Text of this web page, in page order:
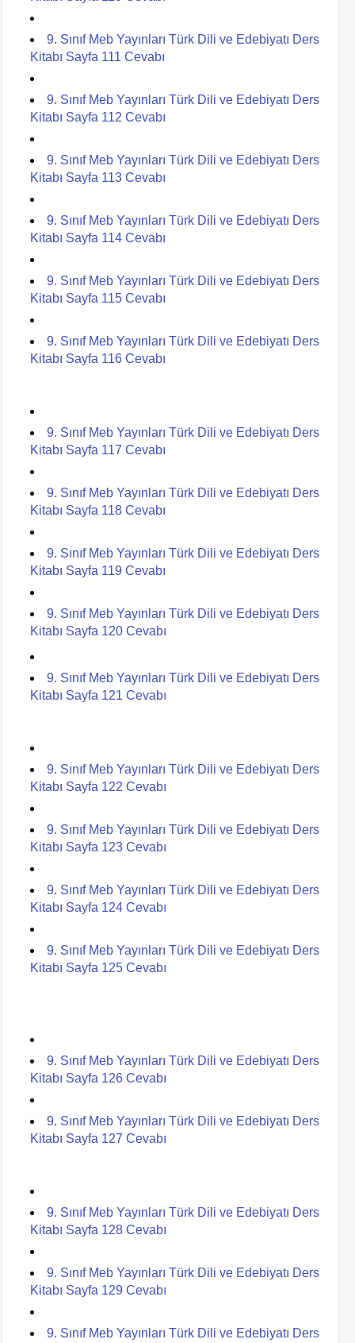
9. Sınıf Meb Yayınları Türk Dili ve Edebiyatı Ders
Kitabı Sayfa 111 Cevabı
9. Sınıf Meb Yayınları Türk Dili ve Edebiyatı Ders
Kitabı Sayfa 112 Cevabı
9. Sınıf Meb Yayınları Türk Dili ve Edebiyatı Ders
Kitabı Sayfa 113 Cevabı
9. Sınıf Meb Yayınları Türk Dili ve Edebiyatı Ders
Kitabı Sayfa 114 Cevabı
9. Sınıf Meb Yayınları Türk Dili ve Edebiyatı Ders
Kitabı Sayfa 115 Cevabı
9. Sınıf Meb Yayınları Türk Dili ve Edebiyatı Ders
Kitabı Sayfa 116 Cevabı
9. Sınıf Meb Yayınları Türk Dili ve Edebiyatı Ders
Kitabı Sayfa 117 Cevabı
9. Sınıf Meb Yayınları Türk Dili ve Edebiyatı Ders
Kitabı Sayfa 118 Cevabı
9. Sınıf Meb Yayınları Türk Dili ve Edebiyatı Ders
Kitabı Sayfa 119 Cevabı
9. Sınıf Meb Yayınları Türk Dili ve Edebiyatı Ders
Kitabı Sayfa 120 Cevabı
9. Sınıf Meb Yayınları Türk Dili ve Edebiyatı Ders
Kitabı Sayfa 121 Cevabı
9. Sınıf Meb Yayınları Türk Dili ve Edebiyatı Ders
Kitabı Sayfa 122 Cevabı
9. Sınıf Meb Yayınları Türk Dili ve Edebiyatı Ders
Kitabı Sayfa 123 Cevabı
9. Sınıf Meb Yayınları Türk Dili ve Edebiyatı Ders
Kitabı Sayfa 124 Cevabı
9. Sınıf Meb Yayınları Türk Dili ve Edebiyatı Ders
Kitabı Sayfa 125 Cevabı
9. Sınıf Meb Yayınları Türk Dili ve Edebiyatı Ders
Kitabı Sayfa 126 Cevabı
9. Sınıf Meb Yayınları Türk Dili ve Edebiyatı Ders
Kitabı Sayfa 127 Cevabı
9. Sınıf Meb Yayınları Türk Dili ve Edebiyatı Ders
Kitabı Sayfa 128 Cevabı
9. Sınıf Meb Yayınları Türk Dili ve Edebiyatı Ders
Kitabı Sayfa 129 Cevabı
9. Sınıf Meb Yayınları Türk Dili ve Edebiyatı Ders